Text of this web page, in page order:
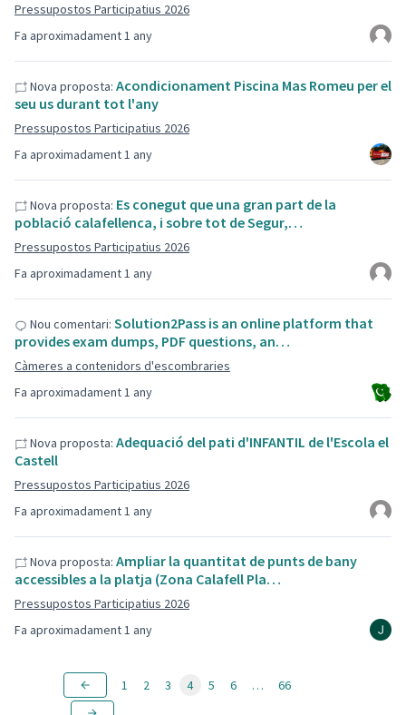
Fa aproximadament 1 any
Pressupostos Participatius 2026
Fa aproximadament 1 any
Nova proposta: Acondicionament Piscina Mas Romeu per el
seu us durant tot l'any
Pressupostos Participatius 2026
Fa aproximadament 1 any
Nova proposta: Es conegut que una gran part de la
població calafellenca, i sobre tot de Segur,…
Pressupostos Participatius 2026
Fa aproximadament 1 any
Nou comentari: Solution2Pass is an online platform that
provides exam dumps, PDF questions, an…
Càmeres a contenidors d'escombraries
Fa aproximadament 1 any
Nova proposta: Adequació del pati d'INFANTIL de l'Escola el
Castell
Pressupostos Participatius 2026
Fa aproximadament 1 any
Nova proposta: Ampliar la quantitat de punts de bany
accessibles a la platja (Zona Calafell Pla…
Pressupostos Participatius 2026
1 2 3 4 5 6 … 66